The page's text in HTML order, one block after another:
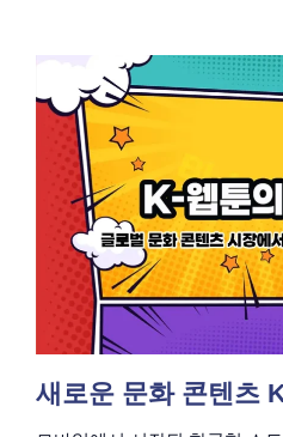
새로운 문화 콘텐츠